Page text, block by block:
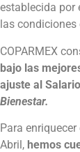
establecida por
las condiciones
COPARMEX
bajo las
ajuste al
Bienestar.
Para
Abril, hemos